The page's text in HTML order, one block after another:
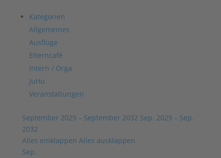
Kategorien
Allgemeines
Ausflüge
Elterncafé
Intern / Orga
JuHu
Veranstaltungen
September 2029 – September 2032 Sep. 2029 – Sep.
2032
Alles einklappen Alles ausklappen
Sep.